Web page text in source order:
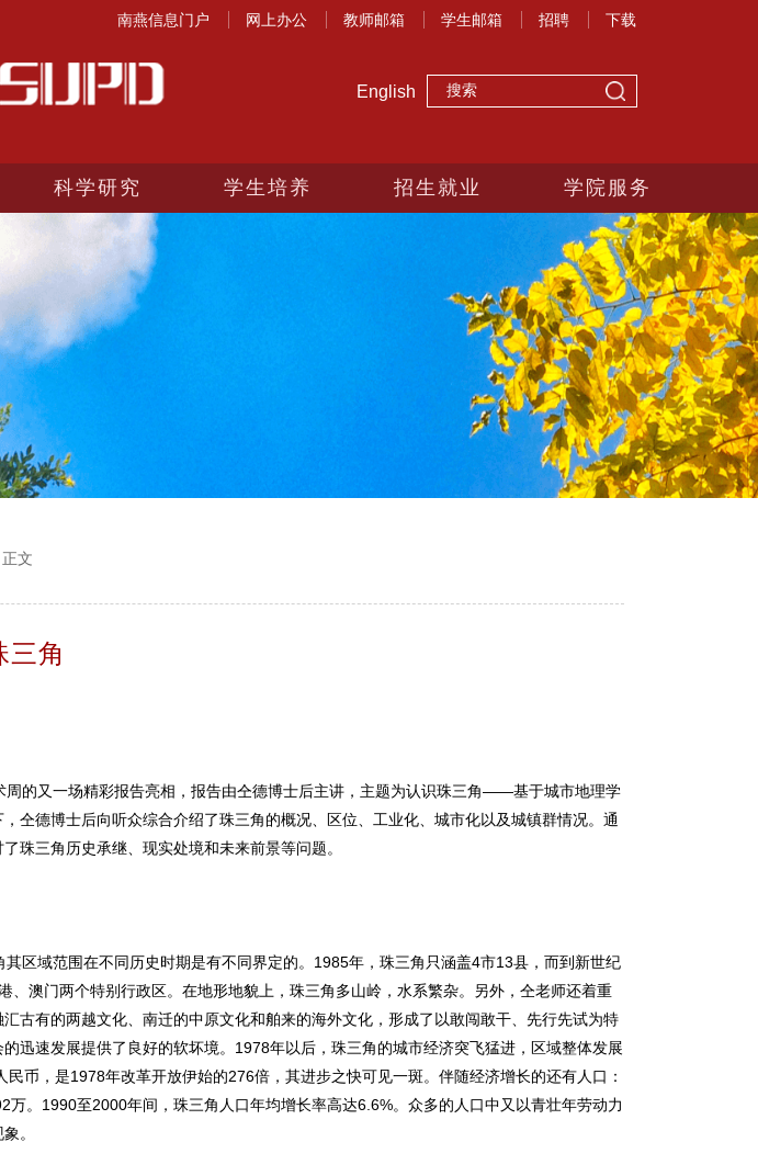
南燕信息门户 网上办公 教师邮箱 学生邮箱 招聘 下载
English
科学研究 学生培养 招生就业 学院服务
正文
三角
的又一场精彩报告亮相，报告由仝德博士后主讲，主题为认识珠三角——基于城市地理学
仝德博士后向听众综合介绍了珠三角的概况、区位、工业化、城市化以及城镇群情况。通
珠三角历史承继、现实处境和未来前景等问题。
区域范围在不同历史时期是有不同界定的。1985年，珠三角只涵盖4市13县，而到新世纪
、澳门两个特别行政区。在地形地貌上，珠三角多山岭，水系繁杂。另外，仝老师还着重
古有的两越文化、南迁的中原文化和舶来的海外文化，形成了以敢闯敢干、先行先试为特
迅速发展提供了良好的软坏境。1978年以后，珠三角的城市经济突飞猛进，区域整体发展
币，是1978年改革开放伊始的276倍，其进步之快可见一斑。伴随经济增长的还有人口：
。1990至2000年间，珠三角人口年均增长率高达6.6%。众多的人口中又以青壮年劳动力
。